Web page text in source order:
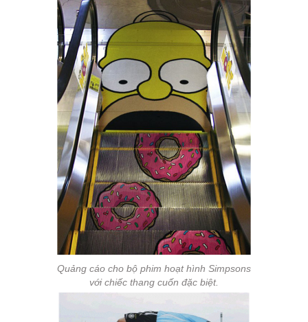
Quảng cáo cho bộ phim hoạt hình Simpsons
với chiếc thang cuốn đặc biệt.